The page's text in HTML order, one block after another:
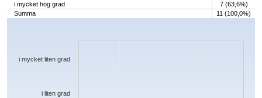
i mycket hög grad
7 (63,6%)
Summa
11 (100,0%)
Chart
The chart has 1 X axis displaying categories.
i liten grad
i mycket liten grad